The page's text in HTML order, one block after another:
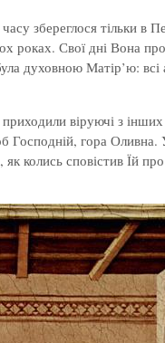
збереглося тільки в
роках. Свої дні Вона
Матір’ю: всі
віруючі з
гора
колись сповістив Їй